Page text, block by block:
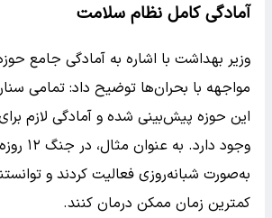
آمادگی کامل نظام سلامت
وزیر بهداشت با اشاره به آمادگی جامع
مواجهه با بحران‌ها توضیح داد: تمامی
این حوزه پیش‌بینی شده و آمادگی لازم برای
وجود
به‌صورت شبانه‌روزی فعالیت کردند و
کمترین زمان ممکن درمان کنند.